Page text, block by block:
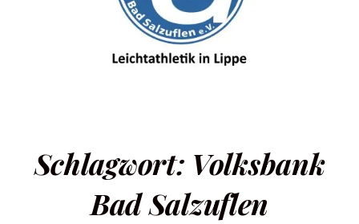
Schlagwort: Volksbank
Bad Salzuflen